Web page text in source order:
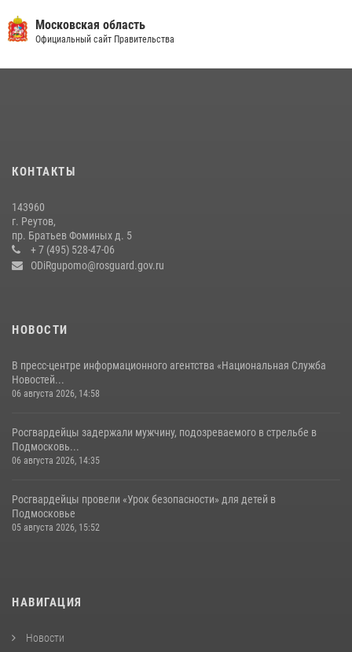
федеральном розыске (видео)
22 июля 2026, 14:15 1
18 июля 2026, 07:03
сотрудников спецподразделений в преодолении полосы
препятствий со стрельбой
14 июля 2026, 15:13
Московская область
Официальный сайт Правительства
КОНТАКТЫ
143960
г. Реутов,
пр. Братьев Фоминых д. 5
+ 7 (495) 528-47-06
ODiRgupomo@rosguard.gov.ru
НОВОСТИ
В пресс-центре информационного агентства «Национальная Служба
Новостей...
06 августа 2026, 14:58
Росгвардейцы задержали мужчину, подозреваемого в стрельбе в
Подмосковь...
06 августа 2026, 14:35
Росгвардейцы провели «Урок безопасности» для детей в
Подмосковье
05 августа 2026, 15:52
НАВИГАЦИЯ
Новости